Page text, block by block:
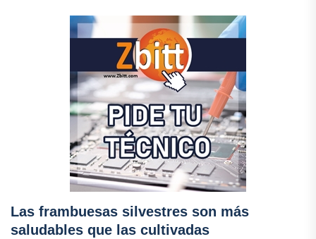
Las frambuesas silvestres son más
saludables que las cultivadas